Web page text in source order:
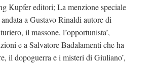
Kupfer editori; La menzione speciale
a Gustavo Rinaldi autore di
il massone, l’opportunista’,
e a Salvatore Badalamenti che ha
il dopoguerra e i misteri di Giuliano’,